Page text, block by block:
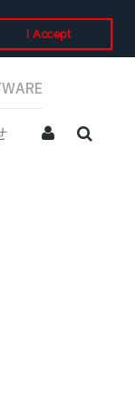
I Accept